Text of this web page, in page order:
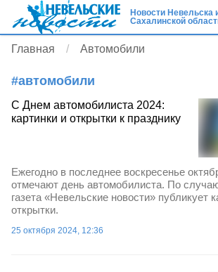
Новости Невельска
Сахалинской
Главная Автомобили
#автомобили
С Днем автомобилиста 2024:
картинки и открытки к празднику
Ежегодно в последнее воскресенье
отмечают день автомобилиста. По
газета «Невельские новости» публикует
открытки.
25 октября 2024, 12:36